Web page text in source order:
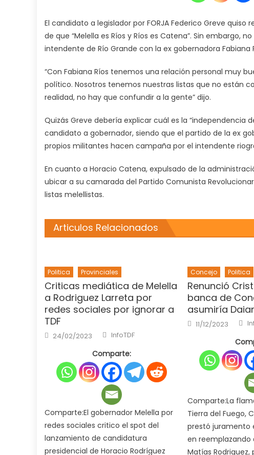
MUY
El candidato a legislador por FORJA Federico Greve
de que “Melella es Ríos y Ríos es Catena”. Sin embargo,
intendente de Río Grande con la ex gobernadora
“Con Fabiana Ríos tenemos una relación personal muy
político. Nosotros tenemos nuestras listas que no están
realidad, no hay que confundir a la gente” dijo.
Quizás Greve debería explicar cuál es la
candidato a gobernador, siendo que el partido de la ex
propios militantes hacen campaña por el intendente
En cuanto a Horacio Catena, expulsado de la
ubicar a su camarada del Partido Comunista
listas melellistas.
Articulos Relacionados
Politica Provinciales
Criticas mediática de Melella
a Rodriguez Larreta por
redes sociales por ignorar a
TDF
Posted
on
24/02/2023 Author
InfoTDF
Comparte:
Comparte:El gobernador Melella por
redes sociales critico el spot del
lanzamiento de candidatura
presidencial de Horacio Rodríguez
Concejo Politica
Renunció
banca de
asumiría
Posted
on
11/12/2023
Comparte:La
Tierra del Fuego,
prestó juramento
en reemplazando
Matías Rodriguez,